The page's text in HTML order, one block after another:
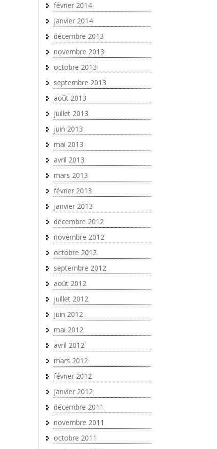
février 2014
janvier 2014
décembre 2013
novembre 2013
octobre 2013
septembre 2013
août 2013
juillet 2013
juin 2013
mai 2013
avril 2013
mars 2013
février 2013
janvier 2013
décembre 2012
novembre 2012
octobre 2012
septembre 2012
août 2012
juillet 2012
juin 2012
mai 2012
avril 2012
mars 2012
février 2012
janvier 2012
décembre 2011
novembre 2011
octobre 2011